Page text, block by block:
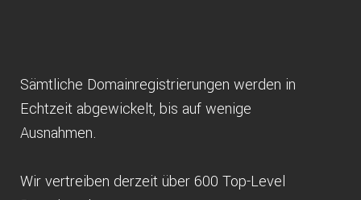
Sämtliche Domainregistrierungen werden in
Echtzeit abgewickelt, bis auf wenige
Ausnahmen.
Wir vertreiben derzeit über 600 Top-Level